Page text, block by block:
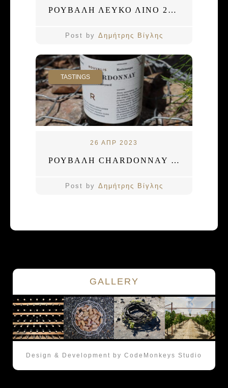
ΡΟΥΒΑΛΗ ΛΕΥΚΟ ΛΙΝΟ 2021
Post by Δημήτρης Βίγλης
TASTINGS
26 ΑΠΡ 2023
ΡΟΥΒΑΛΗ CHARDONNAY ΚΟΥΤΣΟΥΡΑ #6 2019
Post by Δημήτρης Βίγλης
GALLERY
Design & Development by CodeMonkeys Studio